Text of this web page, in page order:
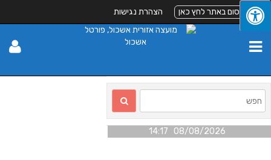
לפרסום באתר לחץ כאן הצהרת נגישות
08/08/2026 14:17